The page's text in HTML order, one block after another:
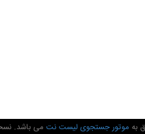
به موتور جستجوی لیست نت می باشد.